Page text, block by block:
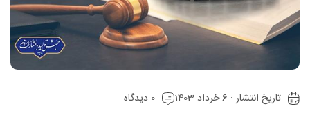
تاریخ انتشار : 6 خرداد 1403 0 دیدگاه